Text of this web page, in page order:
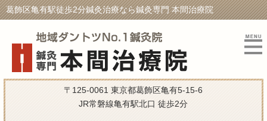
葛飾区亀有駅徒歩2分鍼灸治療なら鍼灸専門 本間治療院
〒125-0061 東京都葛飾区亀有5-15-6
JR常磐線亀有駅北口 徒歩2分